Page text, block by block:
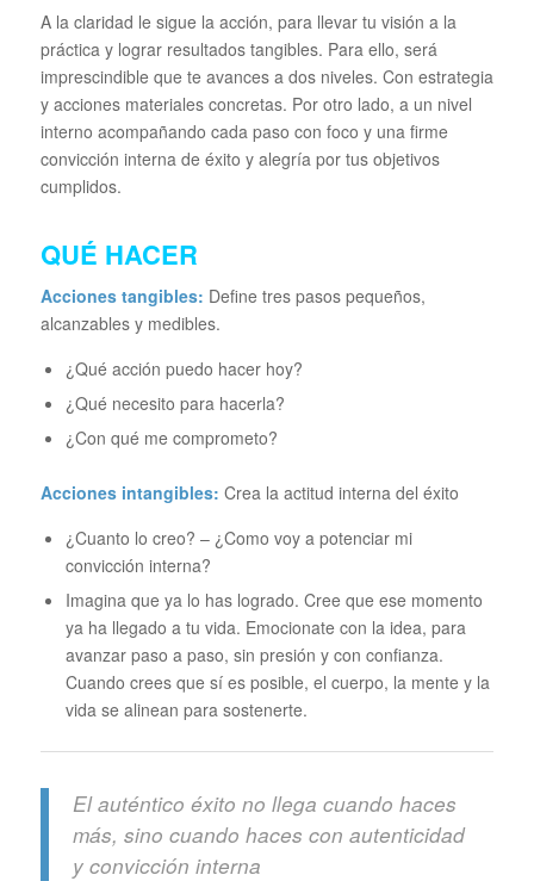
A la claridad le sigue la acción, para llevar tu visión a la
práctica y lograr resultados tangibles. Para ello, será
imprescindible que te avances a dos niveles. Con estrategia
y acciones materiales concretas. Por otro lado, a un nivel
interno acompañando cada paso con foco y una firme
convicción interna de éxito y alegría por tus objetivos
cumplidos.
QUÉ HACER
Acciones tangibles: Define tres pasos pequeños,
alcanzables y medibles.
¿Qué acción puedo hacer hoy?
¿Qué necesito para hacerla?
¿Con qué me comprometo?
Acciones intangibles: Crea la actitud interna del éxito
¿Cuanto lo creo? – ¿Como voy a potenciar mi
convicción interna?
Imagina que ya lo has logrado. Cree que ese momento
ya ha llegado a tu vida. Emocionate con la idea, para
avanzar paso a paso, sin presión y con confianza.
Cuando crees que sí es posible, el cuerpo, la mente y la
vida se alinean para sostenerte.
El auténtico éxito no llega cuando haces
más, sino cuando haces con autenticidad
y convicción interna